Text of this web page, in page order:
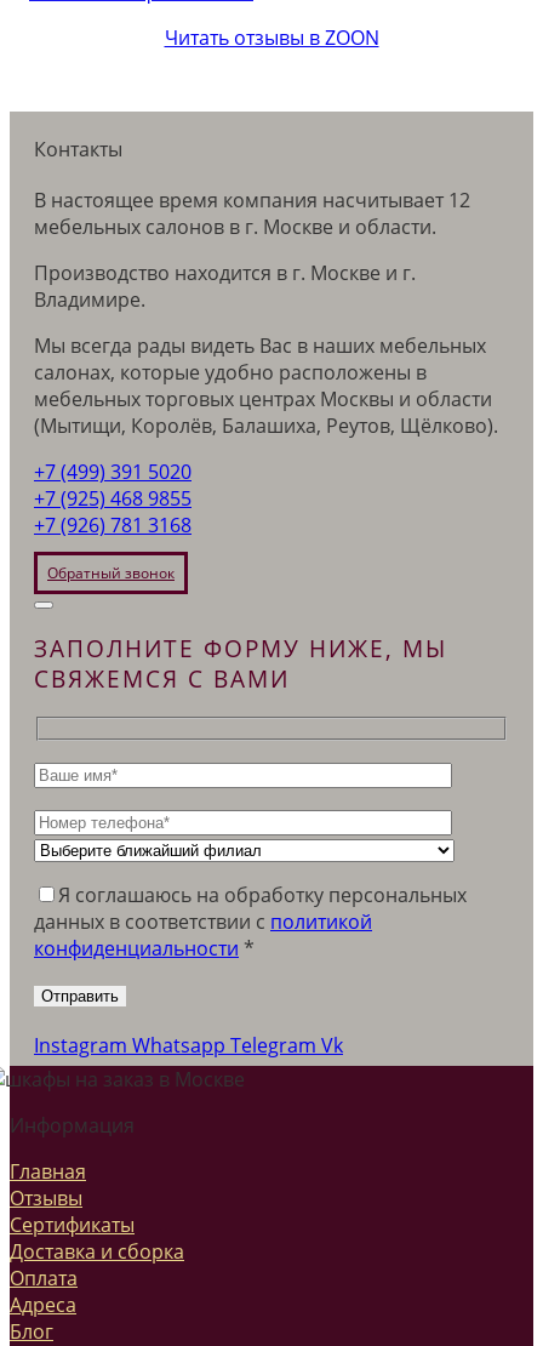
Читать отзывы в ZOON
Контакты
В настоящее время компания насчитывает 12
мебельных салонов в г. Москве и области.
Производство находится в г. Москве и г.
Владимире.
Мы всегда рады видеть Вас в наших мебельных
салонах, которые удобно расположены в
мебельных торговых центрах Москвы и области
(Мытищи, Королёв, Балашиха, Реутов, Щёлково).
+7 (499) 391 5020
+7 (925) 468 9855
+7 (926) 781 3168
Обратный звонок
ЗАПОЛНИТЕ ФОРМУ НИЖЕ, МЫ
СВЯЖЕМСЯ С ВАМИ
Я соглашаюсь на обработку персональных
данных в соответствии c политикой
конфиденциальности *
Instagram Whatsapp Telegram Vk
Информация
Главная
Отзывы
Сертификаты
Доставка и сборка
Оплата
Адреса
Блог